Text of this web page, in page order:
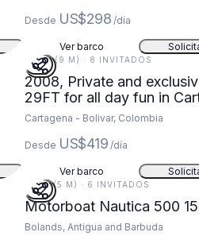
Desde US$298 /día
Ver barco
28 FT (9 M) · 8 INVITADOS
2008, Private and
29FT for all day fun in
Cartagena - Bolivar, Colombia
Desde US$419 /día
Ver barco
16 FT (5 M) · 6 INVITADOS
Motorboat Nautica 500
Bolands, Antigua and Barbuda